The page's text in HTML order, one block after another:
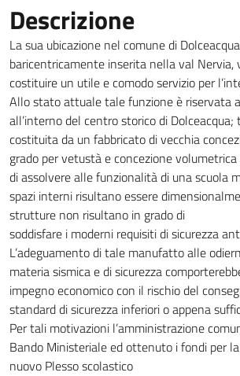
Descrizione
La sua ubicazione nel comune di
baricentricamente inserita nella val Nervia,
costituire un utile e comodo servizio per
Allo stato attuale tale funzione è riservata
all’interno del centro storico di Dolceacqua;
costituita da un fabbricato di vecchia
grado per vetustà e concezione
di assolvere alle funzionalità di una scuola
spazi interni risultano essere
strutture non risultano in grado di
soddisfare i moderni requisiti di sicurezza
L’adeguamento di tale manufatto alle
materia sismica e di sicurezza
impegno economico con il rischio del
standard di sicurezza inferiori o appena
Per tali motivazioni l’amministrazione
Bando Ministeriale ed ottenuto i fondi per
nuovo Plesso scolastico